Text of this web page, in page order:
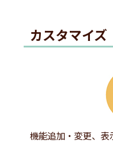
カスタマイズ
機能追加・変更、